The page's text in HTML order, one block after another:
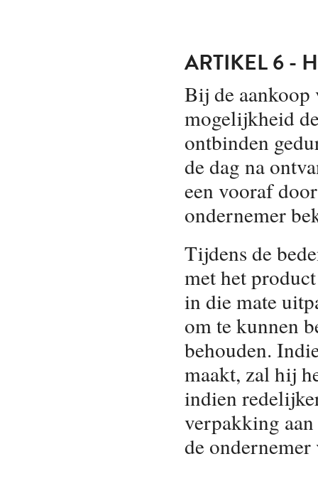
ARTIKEL 6 -
Bij de aankoop
mogelijkheid
ontbinden
de dag na
een vooraf
ondernemer
Tijdens de
met het
in die mate
om te kunnen
behouden.
maakt, zal hij
indien
verpakking
de